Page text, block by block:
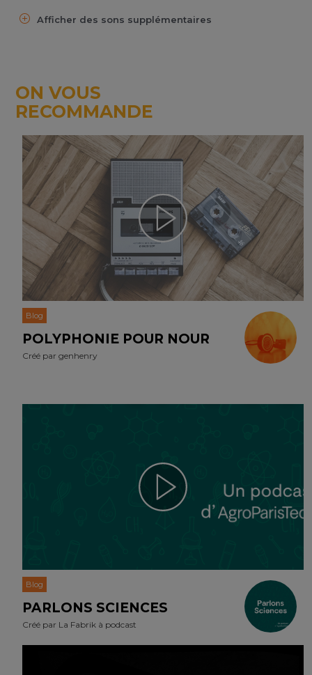
Afficher des sons supplémentaires
ON VOUS
RECOMMANDE
Blog
POLYPHONIE POUR NOUR
Créé pargenhenry
Blog
PARLONS SCIENCES
Créé par La Fabrik à podcast